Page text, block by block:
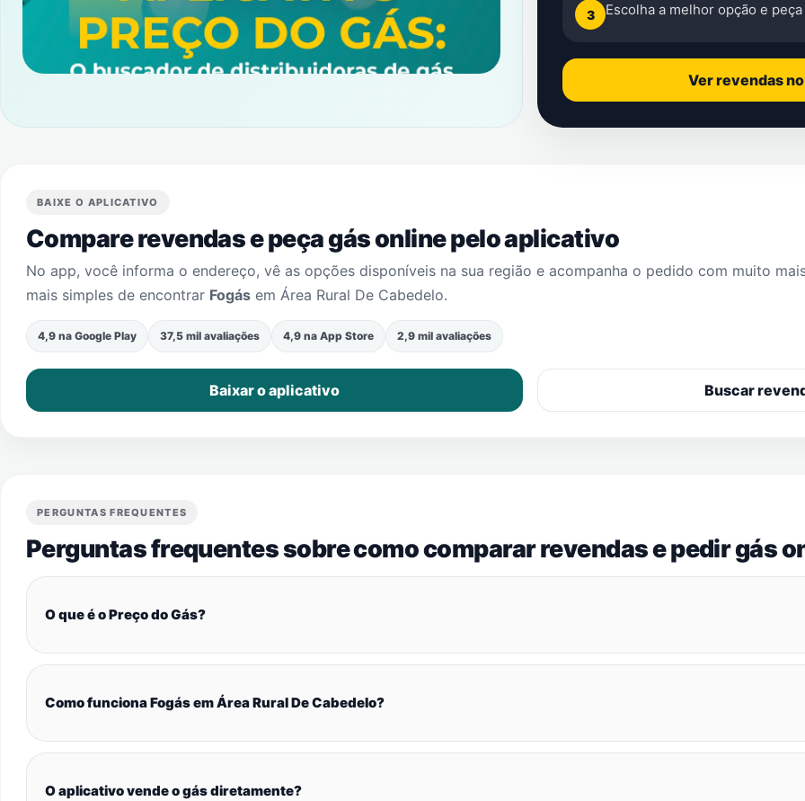
3 Escolha a melhor opção e
Ver revendas
BAIXE O APLICATIVO
Compare revendas e peça gás online pelo aplicativo
No app, você informa o endereço, vê as opções disponíveis na sua região e acompanha o pedido com muito
mais simples de encontrar Fogás em Área Rural De Cabedelo.
4,9 na Google Play 37,5 mil avaliações 4,9 na App Store 2,9 mil avaliações
Baixar o aplicativo Buscar
PERGUNTAS FREQUENTES
Perguntas frequentes sobre como comparar revendas e pedir gás
O que é o Preço do Gás?
Como funciona Fogás em Área Rural De Cabedelo?
O aplicativo vende o gás diretamente?